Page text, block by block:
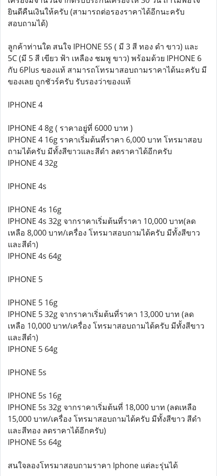
ยินดีคืนเงินให้ครับ (สามารถต่อรองราคาได้อีกนะครับ
สอบถามได้)
ลูกค้าท่านใด สนใจ IPHONE 5S ( มี 3 สี ทอง ดำ ขาว) และ
5C (มี 5 สี เขียว ฟ้า เหลือง ชมพู ขาว) พร้อมด้วย IPHONE 6
กับ 6Plus ของแท้ สามารถโทรมาสอบถามราคาได้นะครับ มี
ของเลย ถูกชัวร์ครับ รับรองว่าของแท้
IPHONE 4
IPHONE 4 8g ( ราคาอยู่ที่ 6000 บาท )
IPHONE 4 16g ราคาเริ่มต้นที่ราคา 6,000 บาท โทรมาสอบ
ถามได้ครับ มีทั้งสีขาวและสีดำ ลดราคาได้อีกครับ
IPHONE 4 32g
IPHONE 4s
IPHONE 4s 16g
IPHONE 4s 32g จากราคาเริ่มต้นที่ราคา 10,000 บาท(ลด
เหลือ 8,000 บาท/เครื่อง โทรมาสอบถามได้ครับ มีทั้งสีขาว
และสีดำ)
IPHONE 4s 64g
IPHONE 5
IPHONE 5 16g
IPHONE 5 32g จากราคาเริ่มต้นที่ราคา 13,000 บาท (ลด
เหลือ 10,000 บาท/เครื่อง โทรมาสอบถามได้ครับ มีทั้งสีขาว
และสีดำ)
IPHONE 5 64g
IPHONE 5s
IPHONE 5s 16g
IPHONE 5s 32g จากราคาเริ่มต้นที่ 18,000 บาท (ลดเหลือ
15,000 บาท/เครื่อง โทรมาสอบถามได้ครับ มีทั้งสีขาว สีดำ
และสีทอง ลดราคาได้อีกครับ)
IPHONE 5s 64g
สนใจลองโทรมาสอบถามราคา Iphone แต่ละรุ่นได้